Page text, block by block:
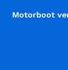
Motorboot